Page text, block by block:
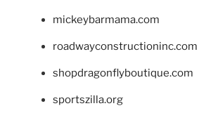
mickeybarmama.com
roadwayconstructioninc.com
shopdragonflyboutique.com
sportszilla.org